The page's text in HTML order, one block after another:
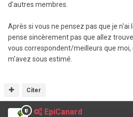
d'autres membres.
Après si vous ne pensez pas que je n'ai
pense sincèrement pas que allez
vous correspondent/meilleurs que moi,
m'avez sous estimé.
Citer
EpiCanard